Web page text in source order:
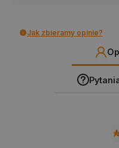
Jak zbieramy opinie?